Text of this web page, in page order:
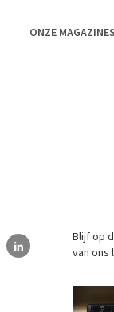
ONZE MAGAZINES
Blijf op
van ons